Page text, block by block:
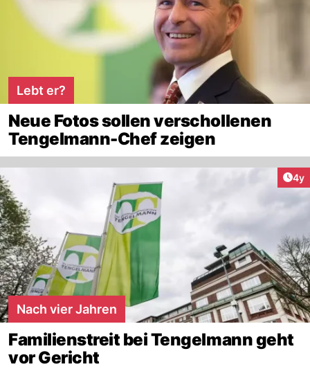
Lebt er?
Neue Fotos sollen verschollenen
Tengelmann-Chef zeigen
4y
Nach vier Jahren
Familienstreit bei Tengelmann geht
vor Gericht